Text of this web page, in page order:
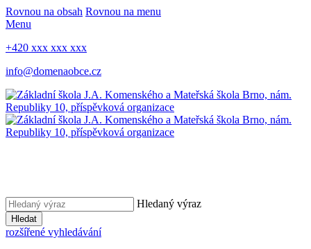
Rovnou na obsah Rovnou na menu
Menu
+420 xxx xxx xxx
info@domenaobce.cz
Hledaný výraz
Hledat
rozšířené vyhledávání